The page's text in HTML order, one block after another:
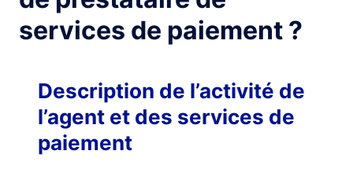
services de paiement ?
Description de l’activité de
l’agent et des services de
paiement